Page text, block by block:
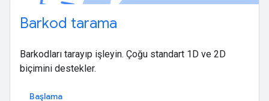
Barkod tarama
Barkodları tarayıp işleyin. Çoğu standart 1D ve 2D
biçimini destekler.
Başlama